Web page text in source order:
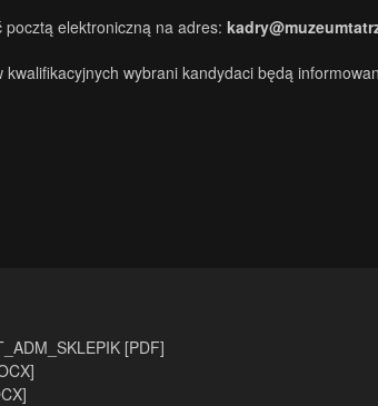
pocztą elektroniczną na adres:
wybrani kandydaci będą
[PDF]